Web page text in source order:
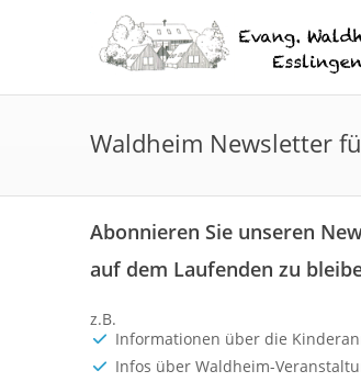
Waldheim Newsletter
Abonnieren Sie unseren
auf dem Laufenden zu
z.B.
Informationen über die
Infos über Waldheim-